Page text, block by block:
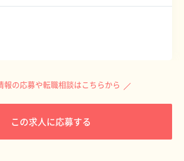
報の応募や転職相談はこちらから
この求人に応募する